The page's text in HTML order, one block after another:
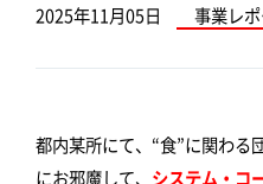
2025年11月05日 事業レ
都内某所にて、“食”に関わる
にお邪魔して、 システム・コ